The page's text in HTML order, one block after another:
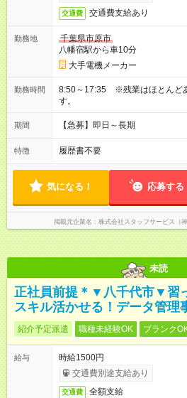
交通費 交通費支給あり
勤務地
千葉県市原市
八幡宿駅から車10分
大手電機メーカー
勤務時間
8:50～17:35 ※残業はほとんど
す。
期間 【急募】即日～長期
特徴 履歴書不要
気になる！ 応募する
掲載元企業名 株式会社スタッフサービス（
未読
正社員前提＊▼八千代市▼習
スキル活かせる！データ管理
紹介予定派遣 職種未経験OK ブランク
給与
時給1500円
交通費別途支給あり
交通費 全額支給